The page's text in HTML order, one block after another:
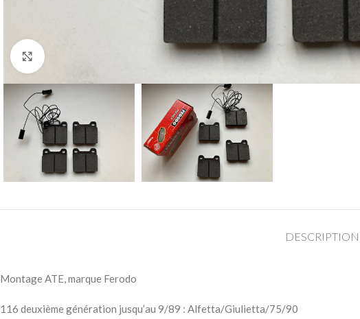
DESCRIPTION
Montage ATE, marque Ferodo
116 deuxième génération jusqu’au 9/89 : Alfetta/Giulietta/75/90